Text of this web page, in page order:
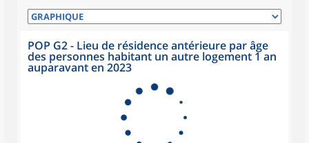
POP G2 - Lieu de résidence antérieure par âge
des personnes habitant un autre logement 1 an
auparavant en 2023